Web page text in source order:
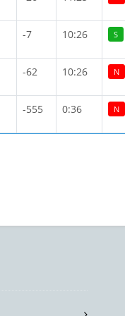
-7 10:26 S
-62 10:26 N
-555 0:36 N